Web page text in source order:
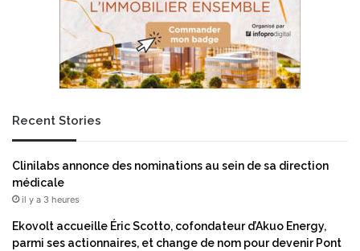
Recent Stories
Clinilabs annonce des nominations au sein de sa direction
médicale
il y a 3 heures
Ekovolt accueille Éric Scotto, cofondateur d’Akuo Energy,
parmi ses actionnaires, et change de nom pour devenir Pont